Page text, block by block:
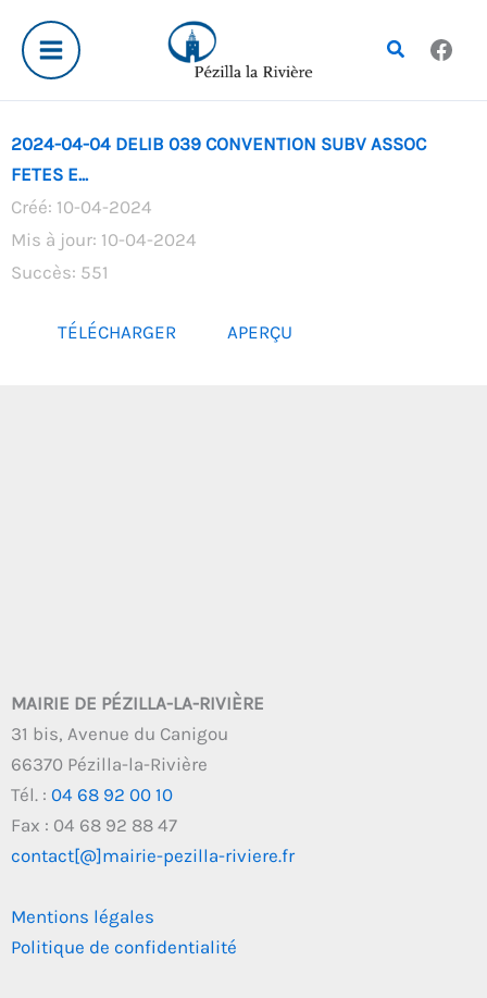
contenu
Rechercher
2024-04-04 DELIB 039 CONVENTION SUBV ASSOC
FETES E...
Créé: 10-04-2024
Mis à jour: 10-04-2024
Succès: 551
TÉLÉCHARGER APERÇU
MAIRIE DE PÉZILLA-LA-RIVIÈRE
31 bis, Avenue du Canigou
66370 Pézilla-la-Rivière
Tél. : 04 68 92 00 10
Fax : 04 68 92 88 47
contact[@]mairie-pezilla-riviere.fr
Mentions légales
Politique de confidentialité